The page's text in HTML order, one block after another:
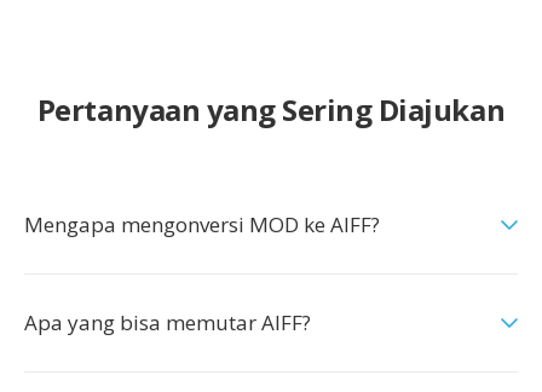
Pertanyaan yang Sering Diajukan
Mengapa mengonversi MOD ke AIFF?
Apa yang bisa memutar AIFF?